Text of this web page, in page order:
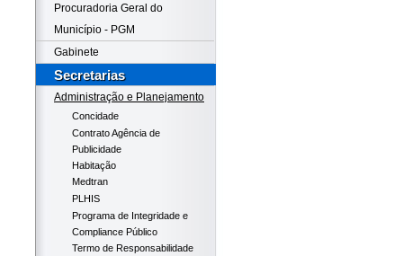
Procuradoria Geral do
Município - PGM
Gabinete
Secretarias
Administração e Planejamento
Concidade
Contrato Agência de
Publicidade
Habitação
Medtran
PLHIS
Programa de Integridade e
Compliance Público
Termo de Responsabilidade